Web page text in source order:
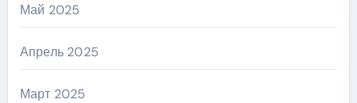
Май 2025
Апрель 2025
Март 2025